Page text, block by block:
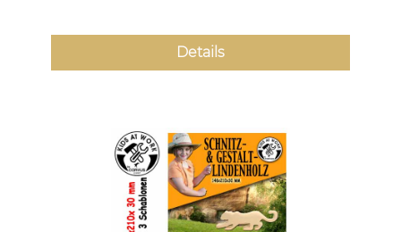
Details